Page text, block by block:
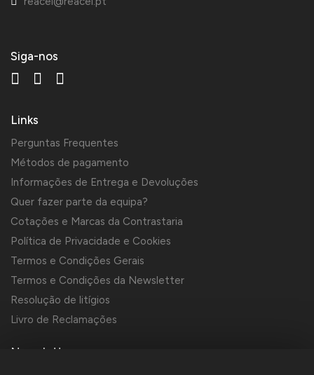
Siga-nos
Links
Perguntas Frequentes
Métodos de pagamento
Informações de Entrega e Devoluções
Quer fazer parte da equipa?
Cotações e Marcas da Contrastaria
Política de Privacidade e Cookies
Termos e Condições Gerais
Termos e Condições da Newsletter
Resolução de litígios
Livro de Reclamações
Newsletter